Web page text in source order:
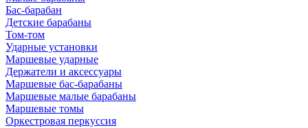
Бас-барабан
Детские барабаны
Том-том
Ударные установки
Маршевые ударные
Держатели и аксессуары
Маршевые бас-барабаны
Маршевые малые барабаны
Маршевые томы
Оркестровая перкуссия